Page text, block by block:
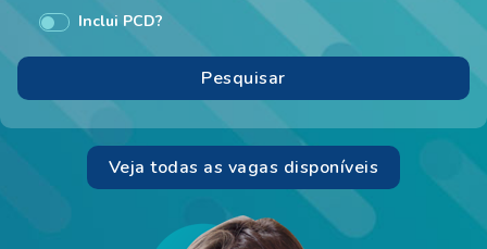
Inclui PCD?
Veja todas as vagas disponíveis